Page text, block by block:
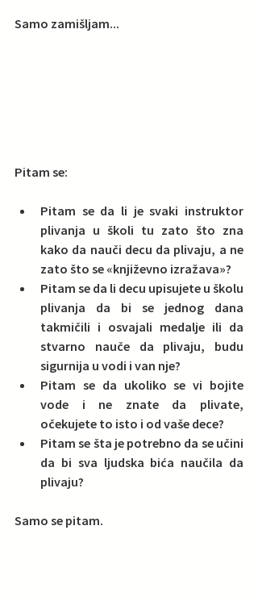
Samo zamišljam...
Pitam se:
Pitam se da li je svaki instruktor
plivanja u školi tu zato što zna
kako da nauči decu da plivaju, a ne
zato što se «književno izražava»?
Pitam se da li decu upisujete u školu
plivanja da bi se jednog dana
takmičili i osvajali medalje ili da
stvarno nauče da plivaju, budu
sigurnija u vodi i van nje?
Pitam se da ukoliko se vi bojite
vode i ne znate da plivate,
očekujete to isto i od vaše dece?
Pitam se šta je potrebno da se učini
da bi sva ljudska bića naučila da
plivaju?
Samo se pitam.